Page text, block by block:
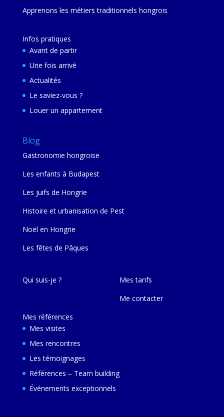
Apprenons les métiers traditionnels hongrois
Infos pratiques
Avant de partir
Une fois arrivé
Actualités
Le saviez-vous ?
Louer un appartement
Blog
Gastronomie hongroise
Les enfants à Budapest
Les juifs de Hongrie
Histoire et urbanisation de Pest
Noël en Hongrie
Les fêtes de Pâques
Qui suis-je ?
Mes références
Mes visites
Mes rencontres
Les témoignages
Références – Team building
Événements exceptionnels
Mes tarifs
Me contacter